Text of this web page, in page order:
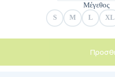
Μέγεθος
S M L XL